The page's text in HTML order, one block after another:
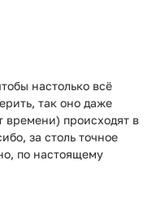
настолько всё
так оно даже
времени) происходят в
за столь точное
по настоящему